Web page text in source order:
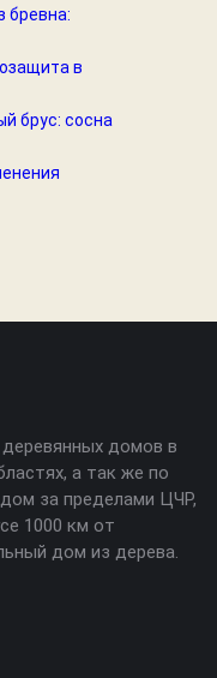
бревна:
в
брус: сосна
домов в
а так же по
за пределами ЦЧР,
1000 км от
дом из дерева.